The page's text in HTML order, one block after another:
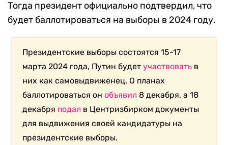
Тогда президент официально подтвердил, что
будет баллотироваться на выборы в 2024 году.
Президентские выборы состоятся 15-17
марта 2024 года, Путин будетучаствовать в
них как самовыдвиженец. О планах
баллотироваться онобъявил 8 декабря, а 18
декабря подал в Центризбирком документы
для выдвижения своей кандидатуры на
президентские выборы.